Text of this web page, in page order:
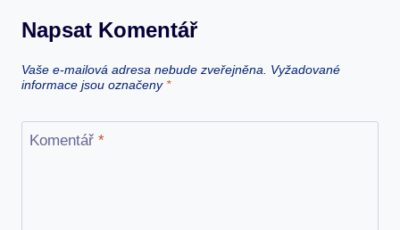
Napsat Komentář
Vaše e-mailová adresa nebude zveřejněna.
Vyžadované
informace jsou označeny *
Komentář *